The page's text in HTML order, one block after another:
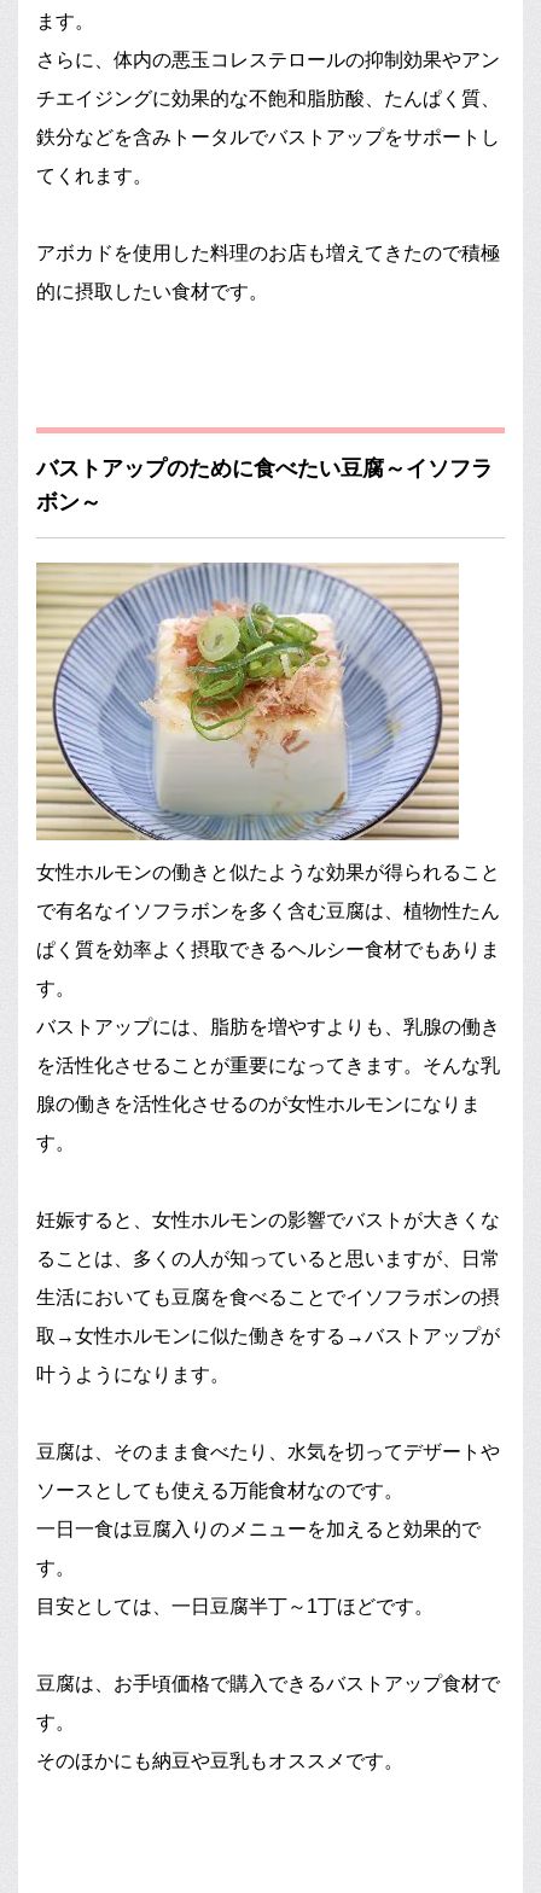
ます。
さらに、体内の悪玉コレステロールの抑制効果やアン
チエイジングに効果的な不飽和脂肪酸、たんぱく質、
鉄分などを含みトータルでバストアップをサポートし
てくれます。
アボカドを使用した料理のお店も増えてきたので積極
的に摂取したい食材です。
バストアップのために食べたい豆腐～イソフラ
ボン～
女性ホルモンの働きと似たような効果が得られること
で有名なイソフラボンを多く含む豆腐は、植物性たん
ぱく質を効率よく摂取できるヘルシー食材でもありま
す。
バストアップには、脂肪を増やすよりも、乳腺の働き
を活性化させることが重要になってきます。そんな乳
腺の働きを活性化させるのが女性ホルモンになりま
す。
妊娠すると、女性ホルモンの影響でバストが大きくな
ることは、多くの人が知っていると思いますが、日常
生活においても豆腐を食べることでイソフラボンの摂
取→女性ホルモンに似た働きをする→バストアップが
叶うようになります。
豆腐は、そのまま食べたり、水気を切ってデザートや
ソースとしても使える万能食材なのです。
一日一食は豆腐入りのメニューを加えると効果的で
す。
目安としては、一日豆腐半丁～1丁ほどです。
豆腐は、お手頃価格で購入できるバストアップ食材で
す。
そのほかにも納豆や豆乳もオススメです。